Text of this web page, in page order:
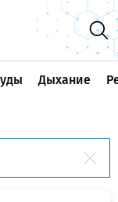
Дыхание